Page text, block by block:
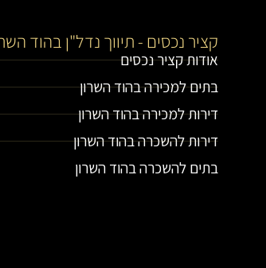
קציר נכסים - תיווך נדל"ן בהוד
אודות קציר נכסים
בתים למכירה בהוד השרון
דירות למכירה בהוד השרון
דירות להשכרה בהוד השרון
בתים להשכרה בהוד השרון